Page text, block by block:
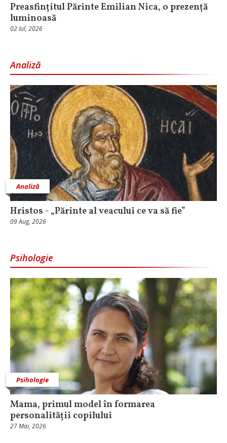
Preasfințitul Părinte Emilian Nica, o prezență
luminoasă
02 Iul, 2026
Analiză
Analiză
Hristos - „Părinte al veacului ce va să fie”
09 Aug, 2026
Psihologie
Psihologie
Mama, primul model în formarea
personalității copilului
27 Mai, 2026